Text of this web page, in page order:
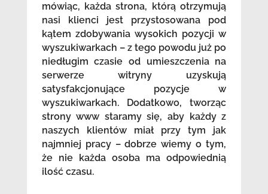
mówiąc, każda strona, którą otrzymują
nasi klienci jest przystosowana pod
kątem zdobywania wysokich pozycji w
wyszukiwarkach – z tego powodu już po
niedługim czasie od umieszczenia na
serwerze witryny uzyskują
satysfakcjonujące pozycje w
wyszukiwarkach. Dodatkowo, tworząc
strony www staramy się, aby każdy z
naszych klientów miał przy tym jak
najmniej pracy – dobrze wiemy o tym,
że nie każda osoba ma odpowiednią
ilość czasu.